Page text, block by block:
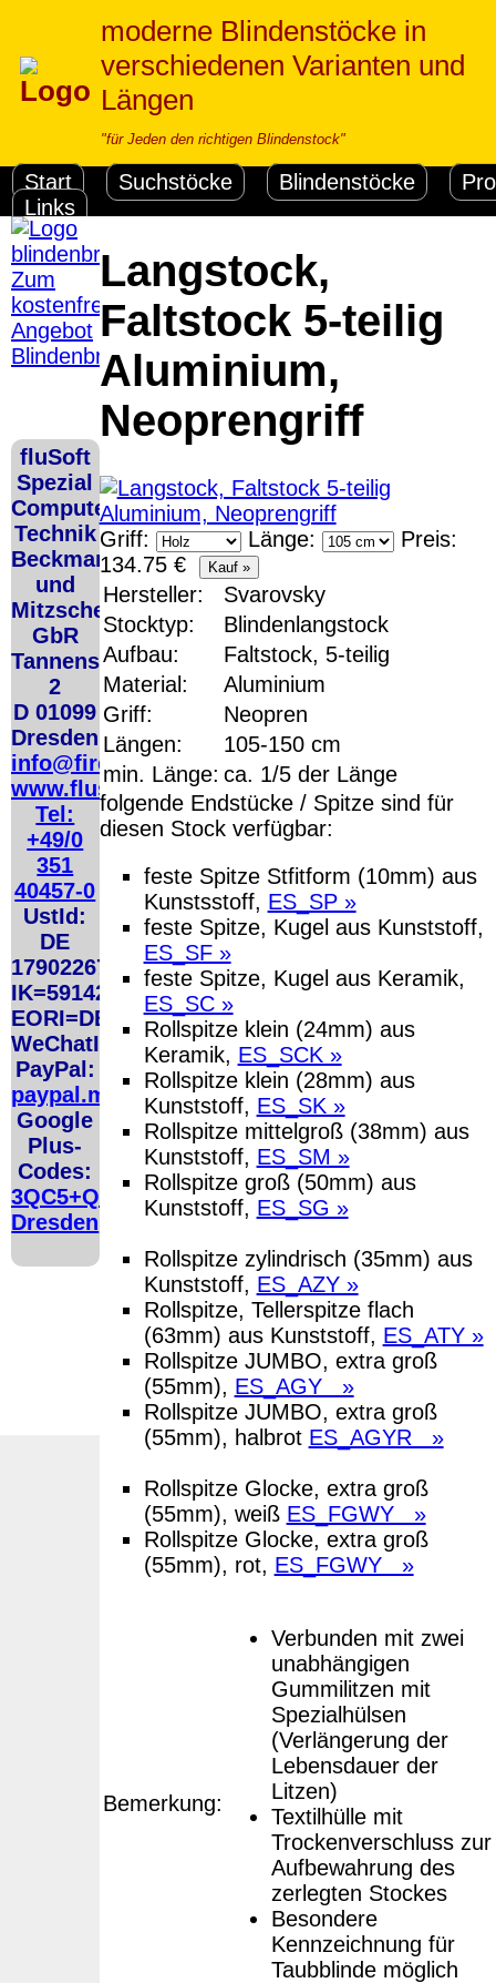
moderne Blindenstöcke in
verschiedenen Varianten und
Längen
"für Jeden den richtigen Blindenstock"
Start Suchstöcke Blindenstöcke
Links
Zum
kostenfreien
Angebot
Blindenbrief
fluSoft
Spezial
Computer
Technik
Beckmann
und
Mitzscherlich
GbR
Tannenstrasse
2
D 01099
Dresden
info@firecane.org
www.flusoft.de
Tel:
+49/0
351
40457-0
UstId:
DE
179022678
IK=591420124
EORI=DE5048206
WeChatID=flusoft
PayPal:
paypal.me/fluSoft
Google
Plus-
Codes:
3QC5+QCG
Dresden
Langstock,
Faltstock 5-teilig
Aluminium,
Neoprengriff
Griff: Länge:
Preis:
134.75 €
Hersteller:
Svarovsky
Stocktyp:
Blindenlangstock
Aufbau:
Faltstock, 5-teilig
Material:
Aluminium
Griff:
Neopren
Längen:
105-150 cm
min. Länge: ca. 1/5 der Länge
folgende Endstücke / Spitze sind für
diesen Stock verfügbar:
feste Spitze Stfitform (10mm) aus
Kunstsstoff, ES_SP »
feste Spitze, Kugel aus Kunststoff,
ES_SF »
feste Spitze, Kugel aus Keramik,
ES_SC »
Rollspitze klein (24mm) aus
Keramik, ES_SCK »
Rollspitze klein (28mm) aus
Kunststoff, ES_SK »
Rollspitze mittelgroß (38mm) aus
Kunststoff, ES_SM »
Rollspitze groß (50mm) aus
Kunststoff, ES_SG »
Rollspitze zylindrisch (35mm) aus
Kunststoff, ES_AZY »
Rollspitze, Tellerspitze flach
(63mm) aus Kunststoff, ES_ATY »
Rollspitze JUMBO, extra groß
(55mm), ES_AGY »
Rollspitze JUMBO, extra groß
(55mm), halbrot ES_AGYR »
Rollspitze Glocke, extra groß
(55mm), weiß ES_FGWY »
Rollspitze Glocke, extra groß
(55mm), rot, ES_FGWY »
Bemerkung:
Verbunden mit zwei
unabhängigen
Gummilitzen mit
Spezialhülsen
(Verlängerung der
Lebensdauer der
Litzen)
Textilhülle mit
Trockenverschluss zur
Aufbewahrung des
zerlegten Stockes
Besondere
Kennzeichnung für
Taubblinde möglich
QR Code:
Versandkosten DHL
Standard bis 5kg
Deutschland
Nachnahme: 8.95 €
6.95 €
Deutschland PayPal:
6.95 €
EU (inkl. Schweiz)
Vorkasse: 20.00 €
EU (inkl. Schweiz)
PayPal: 20.00 €
Der Versand erfolgt als
versichertes Paket.
Selbstabholung vom
Büro oder von
Ausstellungen: 0.00 €
Die in diesem Dokument genannten Warenzeichen sind Eigentum
technische Änderungen vorbehalten.
letzte Änderung: 21. Februar 2026
fluSoft Spezial Computer Technik
Mit einem Urteil vom 12.05.1998 - 312 O 85/98 - Haftung für Links
durch die Anbringung eines Links, die Inhalte der gelinkten Seite
verhindert werden, dass man sich ausdrücklich von diesen Inhalten
von allen Inhalten, aller gelinkten Seiten auf unserer Homepage und
Erklärung gilt für alle auf unserer Homepage angebrachten Links.
Die Europäische Kommission stellt eine Plattform zur Online-
http://ec.europa.eu/consumers/odr/
Seitenanfang
Impressum AGB Widerruf Datenschutz
große Anzeige
Schließen X
Diese Website nutzt Cookies, um bestmögliche Funktionalität bieten
This website uses cookies to provide the best possible functionality.
Ok, verstanden Mehr Infos